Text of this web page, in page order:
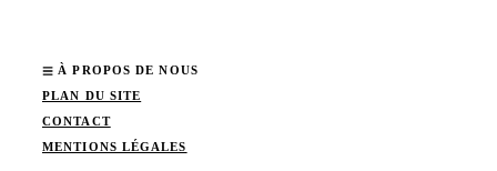
À PROPOS DE NOUS
PLAN DU SITE
CONTACT
MENTIONS LÉGALES